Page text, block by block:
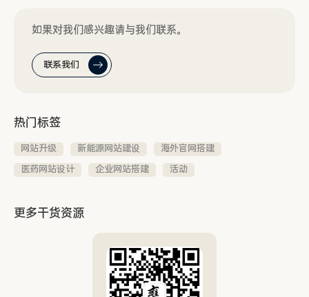
如果对我们感兴趣请与我们联系。
联系我们
热门标签
网站升级 新能源网站建设
海外官网搭建
医药网站设计
企业网站搭建 活动
更多干货资源